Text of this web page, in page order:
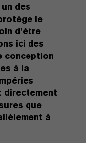
des
le
d’être
ici des
conception
à la
directement
que
à